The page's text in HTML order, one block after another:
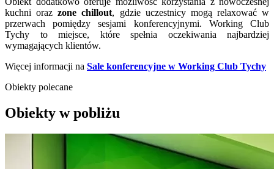
kuchni orazzone chillout, gdzie uczestnicy mogą relaxować w
przerwach pomiędzy sesjami konferencyjnymi. Working Club
Tychy to miejsce, które spełnia oczekiwania najbardziej
wymagających klientów.
Więcej informacji na Sale konferencyjne w Working Club Tychy
Obiekty polecane
Obiekty w pobliżu